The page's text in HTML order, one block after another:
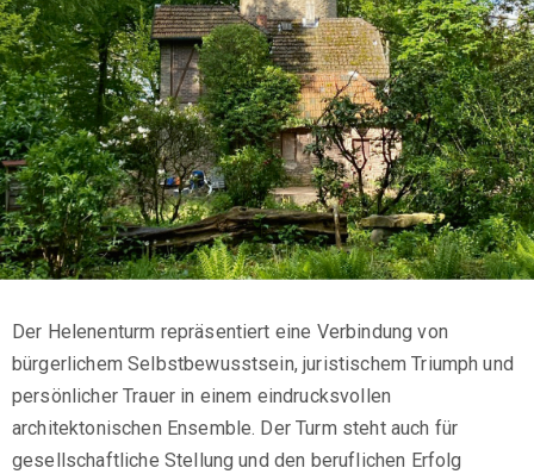
Der Helenenturm repräsentiert eine Verbindung von
bürgerlichem Selbstbewusstsein, juristischem Triumph und
persönlicher Trauer in einem eindrucksvollen
architektonischen Ensemble. Der Turm steht auch für
gesellschaftliche Stellung und den beruflichen Erfolg